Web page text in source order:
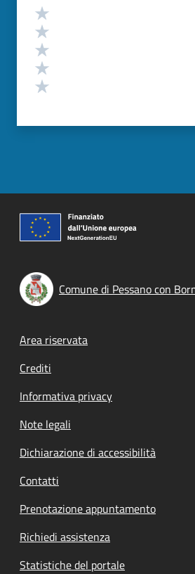
Valutazione
Comune di Pessano con
Footer menu
Area riservata
Crediti
Informativa privacy
Note legali
Dichiarazione di accessibilità
Contatti
Prenotazione appuntamento
Richiedi assistenza
Statistiche del portale